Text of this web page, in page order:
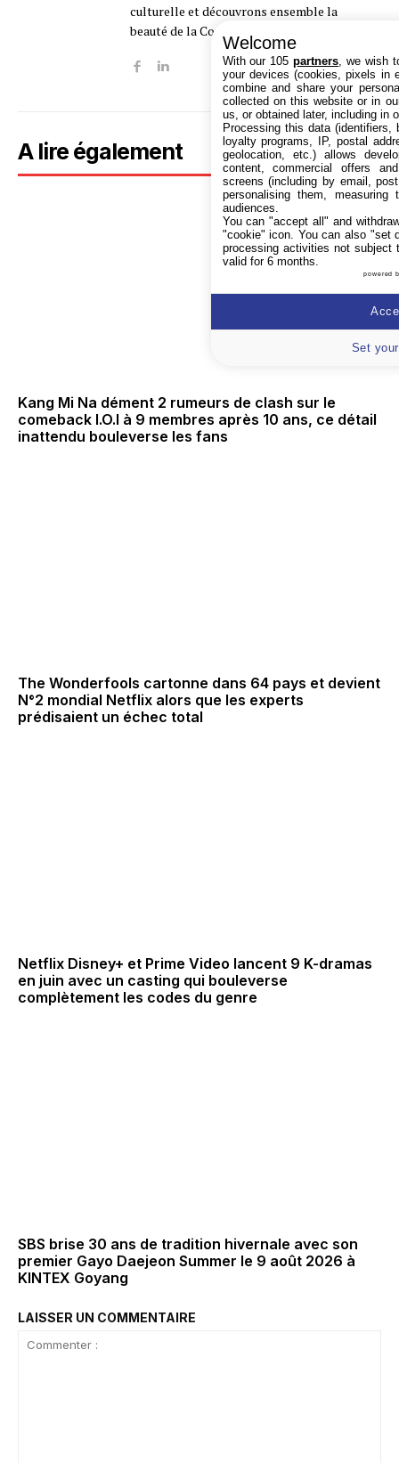
culturelle et découvrons ensemble la
beauté de la Corée française !
A lire également
Kang Mi Na dément 2 rumeurs de clash sur le
comeback I.O.I à 9 membres après 10 ans, ce détail
inattendu bouleverse les fans
The Wonderfools cartonne dans 64 pays et devient
N°2 mondial Netflix alors que les experts
prédisaient un échec total
Netflix Disney+ et Prime Video lancent 9 K-dramas
en juin avec un casting qui bouleverse
complètement les codes du genre
SBS brise 30 ans de tradition hivernale avec son
premier Gayo Daejeon Summer le 9 août 2026 à
KINTEX Goyang
LAISSER UN COMMENTAIRE
Welcome
With our 105partners , we wish
your devices (cookies, pixels in
combine and share your
collected on this website or in
us, or obtained later, including in
Processing this data (identifiers,
loyalty programs, IP, postal
geolocation, etc.) allows
content, commercial offers
screens (including by email,
personalising them, measuring
audiences.
You can "accept all" and
"cookie" icon . You can also "set
processing activities not subject
valid for 6 months.
powered
Set